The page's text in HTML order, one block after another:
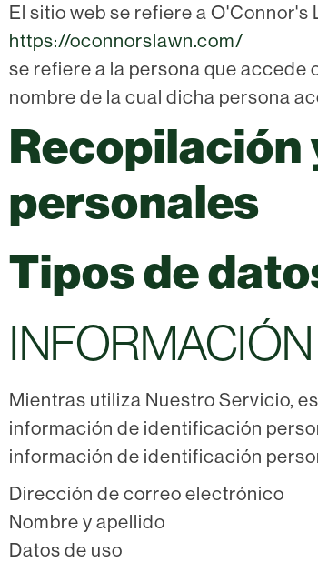
El sitio web se refiere a
https://oconnorslawn.com/
se refiere a la persona que accede
nombre de la cual dicha persona
Recopilación
personales
Tipos de
Mientras utiliza Nuestro Servicio,
información de identificación
información de identificación
Dirección de correo electrónico
Nombre y apellido
Datos de uso